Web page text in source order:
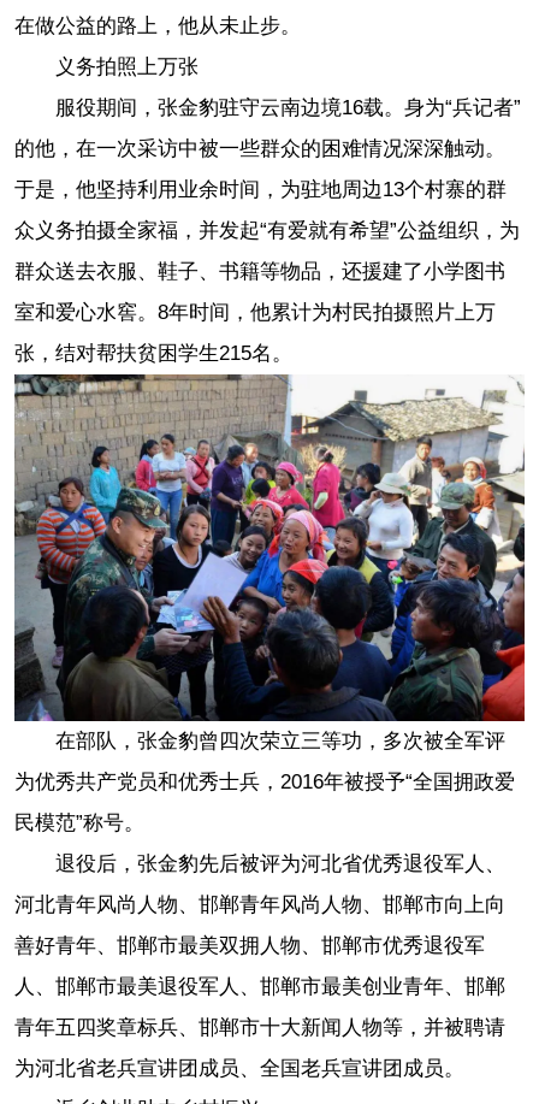
在做公益的路上，他从未止步。
义务拍照上万张
服役期间，张金豹驻守云南边境16载。身为“兵记者”
的他，在一次采访中被一些群众的困难情况深深触动。
于是，他坚持利用业余时间，为驻地周边13个村寨的群
众义务拍摄全家福，并发起“有爱就有希望”公益组织，为
群众送去衣服、鞋子、书籍等物品，还援建了小学图书
室和爱心水窖。8年时间，他累计为村民拍摄照片上万
张，结对帮扶贫困学生215名。
在部队，张金豹曾四次荣立三等功，多次被全军评
为优秀共产党员和优秀士兵，2016年被授予“全国拥政爱
民模范”称号。
退役后，张金豹先后被评为河北省优秀退役军人、
河北青年风尚人物、邯郸青年风尚人物、邯郸市向上向
善好青年、邯郸市最美双拥人物、邯郸市优秀退役军
人、邯郸市最美退役军人、邯郸市最美创业青年、邯郸
青年五四奖章标兵、邯郸市十大新闻人物等，并被聘请
为河北省老兵宣讲团成员、全国老兵宣讲团成员。